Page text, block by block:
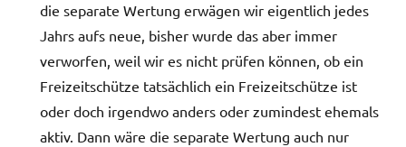
die separate Wertung erwägen wir eigentlich jedes
Jahrs aufs neue, bisher wurde das aber immer
verworfen, weil wir es nicht prüfen können, ob ein
Freizeitschütze tatsächlich ein Freizeitschütze ist
oder doch irgendwo anders oder zumindest ehemals
aktiv. Dann wäre die separate Wertung auch nur